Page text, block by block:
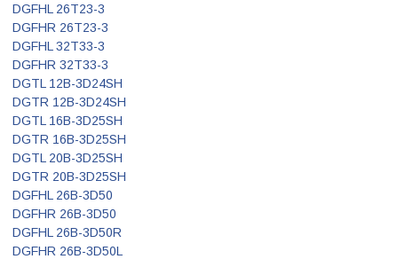
DGFHL 26T23-3
DGFHR 26T23-3
DGFHL 32T33-3
DGFHR 32T33-3
DGTL 12B-3D24SH
DGTR 12B-3D24SH
DGTL 16B-3D25SH
DGTR 16B-3D25SH
DGTL 20B-3D25SH
DGTR 20B-3D25SH
DGFHL 26B-3D50
DGFHR 26B-3D50
DGFHL 26B-3D50R
DGFHR 26B-3D50L